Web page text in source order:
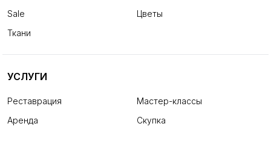
Sale
Цветы
Ткани
УСЛУГИ
Реставрация
Мастер-классы
Аренда
Скупка